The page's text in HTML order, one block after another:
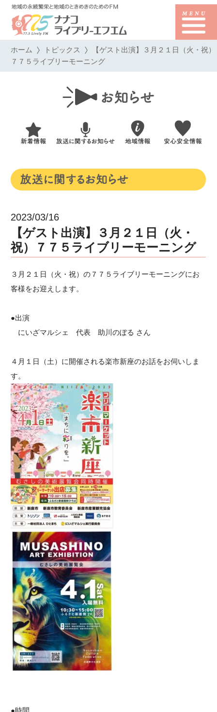
ホーム トピックス 【ゲスト出演】３月２１日（火・祝）
７７５ライブリーモーニング
2023/03/16
【ゲスト出演】３月２１日（火・
祝）７７５ライブリーモーニング
３月２１日（火・祝）の７７５ライブリーモーニングにお
客様をお迎えします。
●出演
にいざマルシェ 代表 助川のぼる さん
４月１日（土）に開催される楽市新座のお話をお伺いしま
す。
●時間